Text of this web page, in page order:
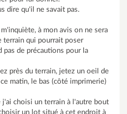
dire qu'il ne savait pas.
à mon avis on ne sera
terrain qui pourrait poser
pas de précautions pour la
près du terrain, jetez un oeil de
matin, le bas (côté imprimerie)
choisi un terrain à l'autre bout
un lot situé à cet endroit à